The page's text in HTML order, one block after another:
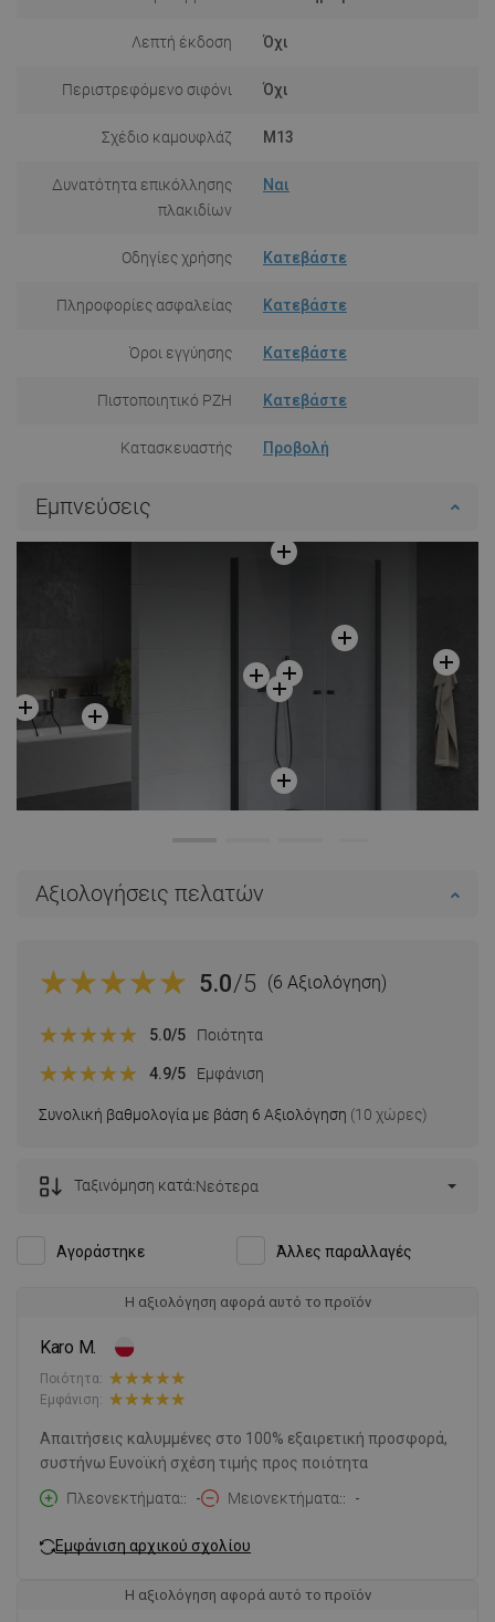
Λεπτή έκδοση Όχι
Περιστρεφόμενο σιφόνι Όχι
Σχέδιο καμουφλάζ M13
Δυνατότητα επικόλλησης
πλακιδίων
Ναι
Οδηγίες χρήσης Κατεβάστε
Πληροφορίες ασφαλείας Κατεβάστε
Όροι εγγύησης Κατεβάστε
Πιστοποιητικό PZH Κατεβάστε
Κατασκευαστής Προβολή
Εμπνεύσεις
Αξιολογήσεις πελατών
5.0/5 (6 Αξιολόγηση)
Συνολική βαθμολογία με βάση 6 Αξιολόγηση (10 χώρες)
5.0/5 Ποιότητα
4.9/5 Εμφάνιση
Αγοράστηκε Άλλες παραλλαγές
Ταξινόμηση κατά:Νεότερα
Η αξιολόγηση αφορά αυτό το προϊόν
Karo M.
Ποιότητα:
Εμφάνιση:
Απαιτήσεις καλυμμένες στο 100% εξαιρετική προσφορά,
συστήνω Ευνοϊκή σχέση τιμής προς ποιότητα
Πλεονεκτήματα:
- Μειονεκτήματα: -
Εμφάνιση αρχικού σχολίου
Η αξιολόγηση αφορά αυτό το προϊόν